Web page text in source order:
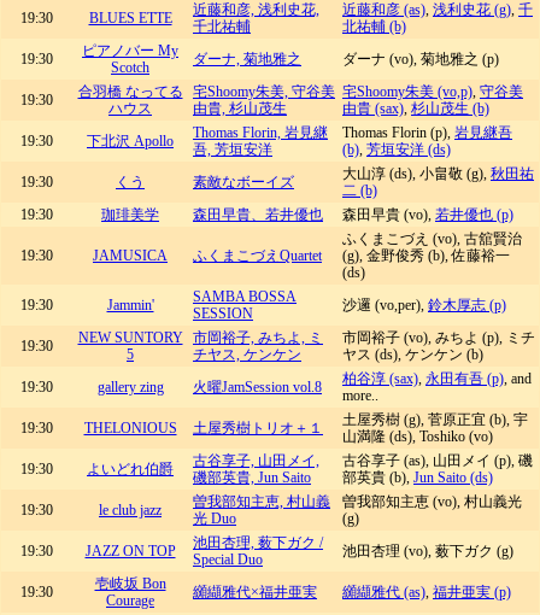
19:30
BLUES ETTE
近藤和彦, 浅利史花,
千北祐輔
近藤和彦 (as), 浅利史花 (g), 千
北祐輔 (b)
19:30
ピアノバー My
Scotch
ダーナ, 菊地雅之 ダーナ (vo), 菊地雅之 (p)
19:30
合羽橋 なってる
ハウス
宅Shoomy朱美, 守谷美
由貴, 杉山茂生
宅Shoomy朱美 (vo,p), 守谷美
由貴 (sax), 杉山茂生 (b)
19:30
下北沢 Apollo
Thomas Florin, 岩見継
吾, 芳垣安洋
Thomas Florin (p), 岩見継吾
(b), 芳垣安洋 (ds)
19:30
くう 素敵なボーイズ 大山淳 (ds), 小畠敬 (g), 秋田祐
二 (b)
19:30
珈琲美学 森田早貴、若井優也 森田早貴 (vo), 若井優也 (p)
19:30 JAMUSICA ふくまこづえQuartet
ふくまこづえ (vo), 古舘賢治
(g), 金野俊秀 (b), 佐藤裕一
(ds)
19:30
Jammin'
SAMBA BOSSA
SESSION
沙邏 (vo,per), 鈴木厚志 (p)
19:30
NEW SUNTORY
5
市岡裕子, みちよ, ミ
チヤス, ケンケン
市岡裕子 (vo), みちよ (p), ミチ
ヤス (ds), ケンケン (b)
19:30
gallery zing 火曜JamSession vol.8 柏谷淳 (sax), 永田有吾 (p), and
more..
19:30
THELONIOUS 土屋秀樹トリオ＋１
土屋秀樹 (g), 菅原正宜 (b), 宇
山満隆 (ds), Toshiko (vo)
19:30
よいどれ伯爵
古谷享子, 山田メイ,
磯部英貴, Jun Saito
古谷享子 (as), 山田メイ (p), 磯
部英貴 (b), Jun Saito (ds)
19:30
le club jazz
曽我部知主恵, 村山義
光 Duo
曽我部知主恵 (vo), 村山義光
(g)
19:30
JAZZ ON TOP
池田杏理, 薮下ガク /
Special Duo
池田杏理 (vo), 薮下ガク (g)
19:30
壱岐坂 Bon
Courage
纐纈雅代×福井亜実 纐纈雅代 (as), 福井亜実 (p)